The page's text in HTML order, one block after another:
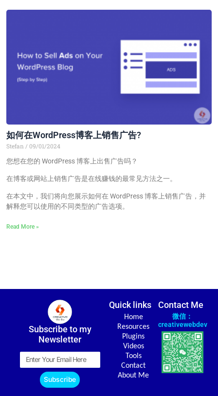
如何在WordPress博客上销售广告?
Stefan
09/01/2024
您想在您的 WordPress 博客上出售广告吗？
在博客或网站上销售广告是在线赚钱的最常见方法之一。
在本文中，我们将向您展示如何在 WordPress 博客上销售广告，并
解释您可以使用的不同类型的广告选项。
Read More »
Subscribe to my
Newsletter
Email
Subscribe
Quick links
Home
Resources
Plugins
Videos
Tools
Contact
About Me
Contact Me
微信：
creativewebdev